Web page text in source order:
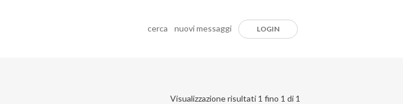
cerca nuovi messaggi LOGIN
Visualizzazione risultati 1 fino 1 di 1